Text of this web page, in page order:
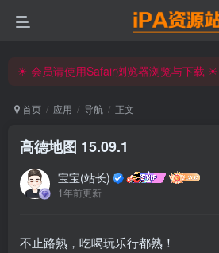
☀ 会员请使用Safair浏览器浏览与下载 ☀
☀ 会员请使用Safair浏览器浏览与下载 ☀
首页 应用 导航 正文
高德地图 15.09.1
宝宝(站长)
1年前更新
不止路熟，吃喝玩乐行都熟！